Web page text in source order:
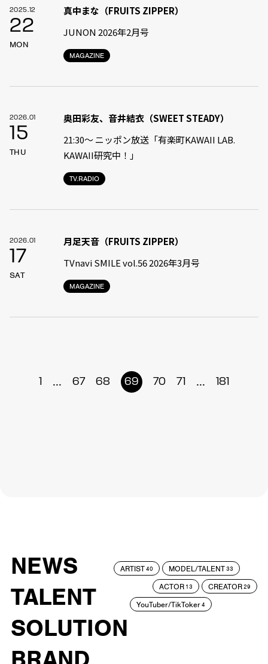
2025.12
22
MON
MAGAZINE
真中まな（FRUITS ZIPPER）
JUNON 2026年2月号
2026.01
15
THU
TV.RADIO
奥田彩友、音井結衣（SWEET STEADY）
21:30〜 ニッポン放送「有楽町KAWAII LAB.
KAWAII研究中！」
2026.01
17
SAT
MAGAZINE
月足天音（FRUITS ZIPPER）
TVnavi SMILE vol.56 2026年3月号
1 ... 67 68 69 70 71 ... 181
NEWS
TALENT
SOLUTION
ARTIST40 MODEL/TALENT33
ACTOR 13 CREATOR29
YouTuber/TikToker4